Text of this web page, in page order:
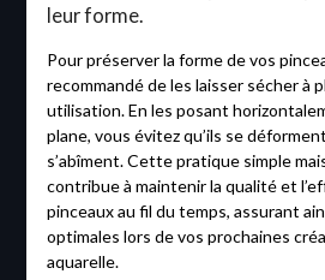
leur forme.
Pour préserver la forme de vos
recommandé de les laisser sécher à
utilisation. En les posant
plane, vous évitez qu’ils se
s’abîment. Cette pratique simple
contribue à maintenir la qualité et
pinceaux au fil du temps, assurant
optimales lors de vos prochaines
aquarelle.